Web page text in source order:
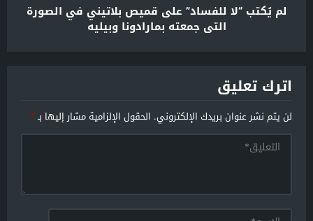
لم يُكتب “لا للفساد” على قميص بلاتيني في الصورة
التي جمعته بمارادونا وبيليه
اترك تعليق
لن يتم نشر عنوان بريدك الإلكتروني. الحقول الإلزامية مشار إليها بـ*